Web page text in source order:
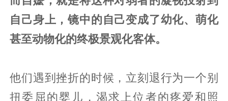
自己身上，镜中的自己变成了幼化、萌化
甚至动物化的终极景观化客体。
他们遇到挫折的时候，立刻退行为一个别
扭委屈的婴儿，渴求上位者的疼爱和照